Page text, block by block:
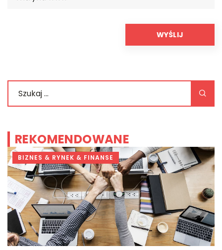
REKOMENDOWANE
BIZNES & RYNEK & FINANSE